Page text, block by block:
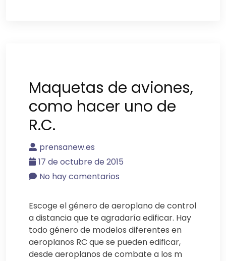
Maquetas de aviones,
como hacer uno de
R.C.
prensanew.es
17 de octubre de 2015
No hay comentarios
Escoge el género de aeroplano de control
a distancia que te agradaría edificar. Hay
todo género de modelos diferentes en
aeroplanos RC que se pueden edificar,
desde aeroplanos de combate a los m